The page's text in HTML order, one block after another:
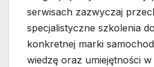
serwisach zazwyczaj
specjalistyczne szkolenia
konkretnej marki
wiedzę oraz umiejętności